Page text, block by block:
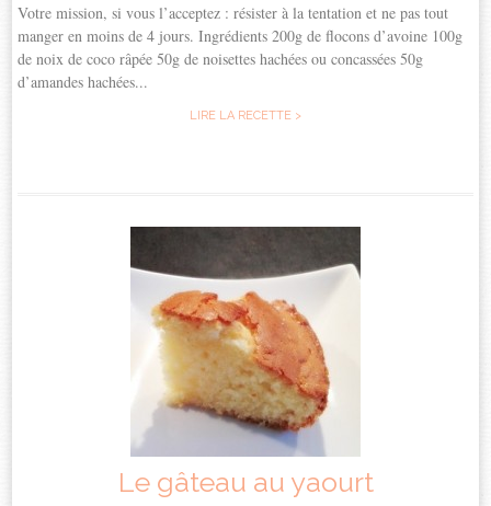
Votre mission, si vous l’acceptez : résister à la tentation et ne pas tout
manger en moins de 4 jours. Ingrédients 200g de flocons d’avoine 100g
de noix de coco râpée 50g de noisettes hachées ou concassées 50g
d’amandes hachées...
LIRE LA RECETTE >
Le gâteau au yaourt